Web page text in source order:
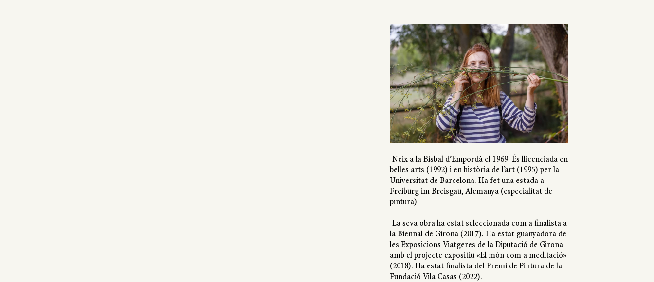
Neix a la Bisbal d’Empordà el 1969. És llicenciada en
belles arts (1992) i en història de l’art (1995) per la
Universitat de Barcelona. Ha fet una estada a
Freiburg im Breisgau, Alemanya (especialitat de
pintura).
La seva obra ha estat seleccionada com a finalista a
la Biennal de Girona (2017). Ha estat guanyadora de
les Exposicions Viatgeres de la Diputació de Girona
amb el projecte expositiu «El món com a meditació»
(2018). Ha estat finalista del Premi de Pintura de la
Fundació Vila Casas (2022).